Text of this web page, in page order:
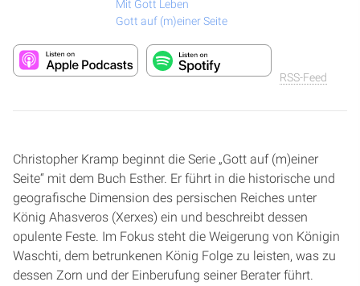
Mit Gott Leben
Gott auf (m)einer Seite
RSS-Feed
Christopher Kramp beginnt die Serie „Gott auf (m)einer
Seite“ mit dem Buch Esther. Er führt in die historische und
geografische Dimension des persischen Reiches unter
König Ahasveros (Xerxes) ein und beschreibt dessen
opulente Feste. Im Fokus steht die Weigerung von Königin
Waschti, dem betrunkenen König Folge zu leisten, was zu
dessen Zorn und der Einberufung seiner Berater führt.